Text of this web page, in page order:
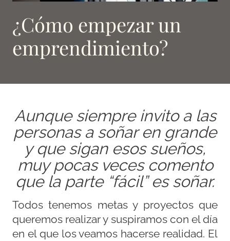
¿Cómo empezar un
emprendimiento?
Aunque siempre invito a las
personas a soñar en grande
y que sigan esos sueños,
muy pocas veces comento
que la parte “fácil” es soñar.
Todos tenemos metas y proyectos que
queremos realizar y suspiramos con el día
en el que los veamos hacerse realidad. El